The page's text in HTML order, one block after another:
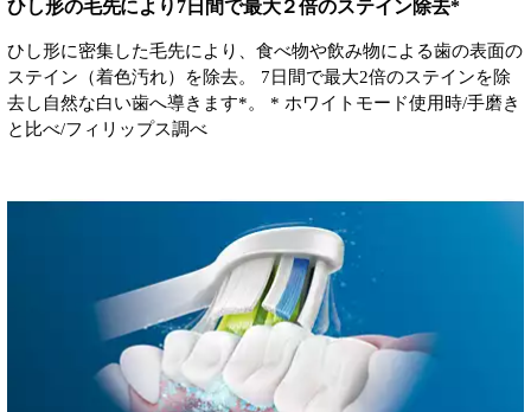
ひし形の毛先により7日間で最大２倍のステイン除去*
ひし形に密集した毛先により、食べ物や飲み物による歯の表面の
ステイン（着色汚れ）を除去。 7日間で最大2倍のステインを除
去し自然な白い歯へ導きます*。 * ホワイトモード使用時/手磨き
と比べ/フィリップス調べ